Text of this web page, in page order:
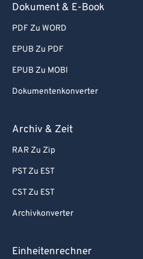
Dokument & E-Book
PDF Zu WORD
EPUB Zu PDF
EPUB Zu MOBI
Dokumentenkonverter
Archiv & Zeit
RAR Zu Zip
PST Zu EST
CST Zu EST
Archivkonverter
Einheitenrechner